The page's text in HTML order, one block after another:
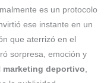
es un protocolo
ese instante en un
que aterrizó en el
sorpresa, emoción y
marketing deportivo